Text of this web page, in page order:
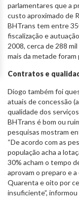
parlamentares que a
custo aproximado de
BHTrans tem entre
fiscalização e
2008, cerca de 288
mais da metade foram
Contratos e
Diogo também foi
atuais de concessão
qualidade dos
BHTrans é bom ou
pesquisas mostram
“De acordo com as
população acha a
30% acham o tempo
aprovam o preparo e
Quarenta e oito por
insuficiente”,